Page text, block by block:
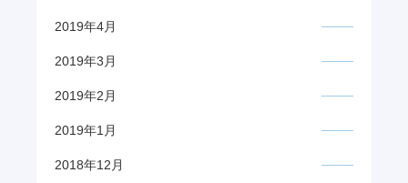
2019年4月
2019年3月
2019年2月
2019年1月
2018年12月